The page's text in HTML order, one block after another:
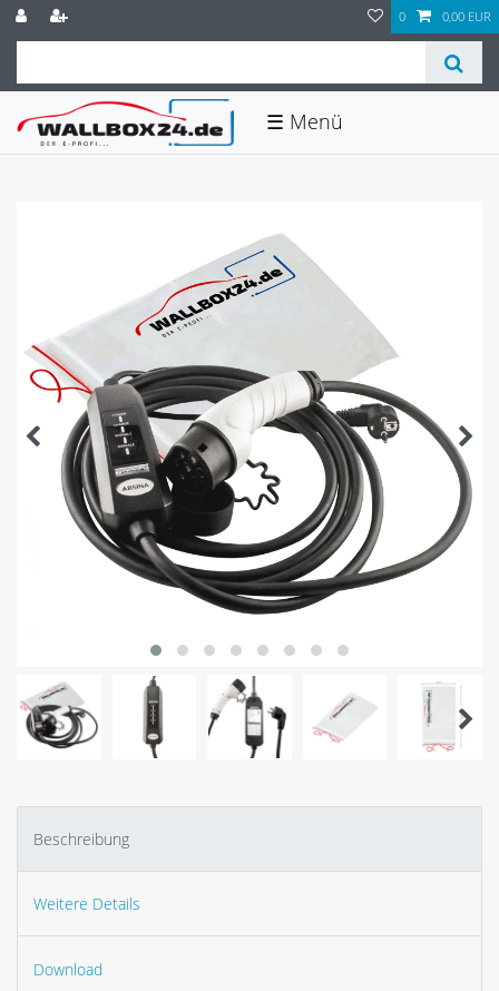
0 0,00 EUR
☰
Beschreibung
Weitere Details
Download